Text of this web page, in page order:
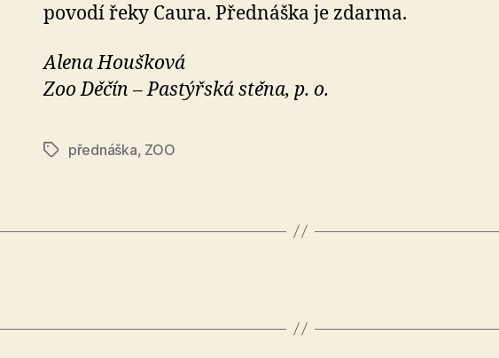
povodí řeky Caura. Přednáška je zdarma.
Alena Houšková
Zoo Děčín – Pastýřská stěna, p. o.
Štítkypřednáška, ZOO